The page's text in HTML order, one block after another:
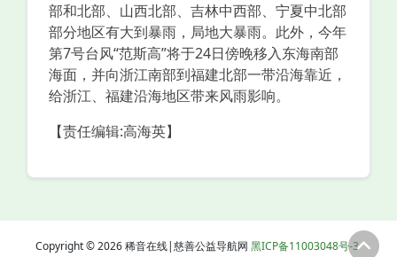
部和北部、山西北部、吉林中西部、宁夏中北部
部分地区有大到暴雨，局地大暴雨。此外，今年
第7号台风“范斯高”将于24日傍晚移入东海南部
海面，并向浙江南部到福建北部一带沿海靠近，
给浙江、福建沿海地区带来风雨影响。
【责任编辑:高海英】
Copyright © 2026 稀音在线|慈善公益导航网 黑ICP备11003048号-3